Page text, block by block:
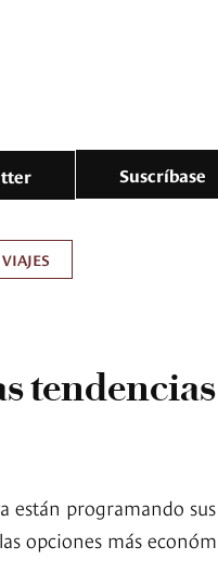
Suscríbase
VIAJES
están programando
opciones más